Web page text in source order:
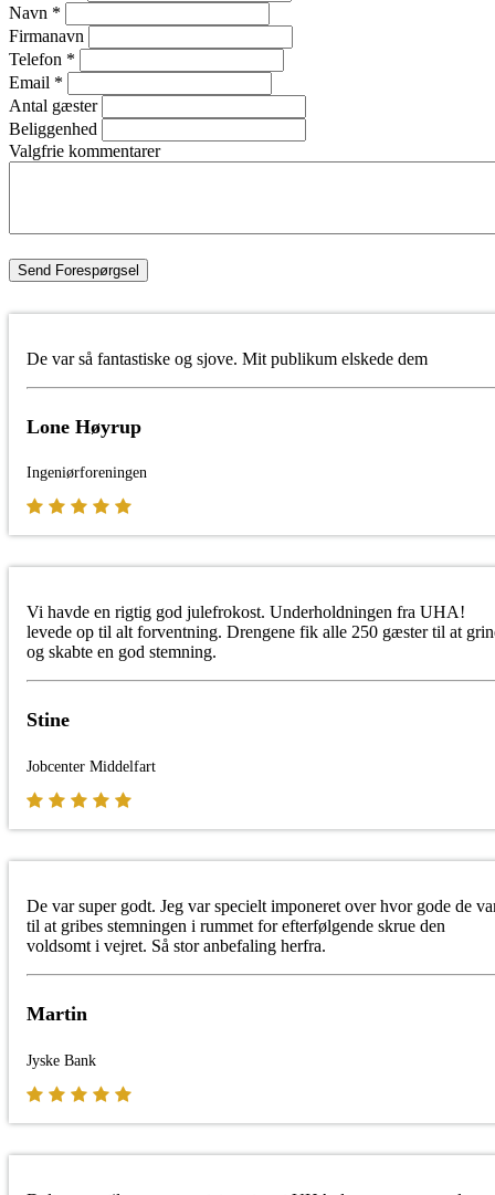
Navn *
Firmanavn
Telefon *
Email *
Antal gæster
Beliggenhed
Valgfrie kommentarer
Send Forespørgsel
De var så fantastiske og sjove. Mit publikum elskede dem
Lone Høyrup
Ingeniørforeningen
Vi havde en rigtig god julefrokost. Underholdningen fra UHA!
levede op til alt forventning. Drengene fik alle 250 gæster til at
og skabte en god stemning.
Stine
Jobcenter Middelfart
De var super godt. Jeg var specielt imponeret over hvor gode de
til at gribes stemningen i rummet for efterfølgende skrue den
voldsomt i vejret. Så stor anbefaling herfra.
Martin
Jyske Bank